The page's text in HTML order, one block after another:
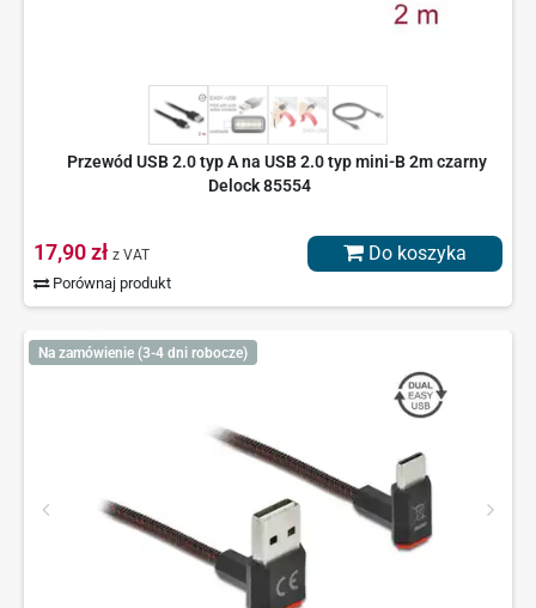
Przewód USB 2.0 typ A na USB 2.0 typ mini-B 2m czarny
Delock 85554
17,90 zł z VAT
Porównaj produkt
Do koszyka
Na zamówienie (3-4 dni robocze)